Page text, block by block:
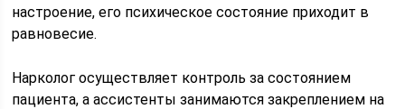
настроение, его психическое состояние приходит в
равновесие.
Нарколог осуществляет контроль за состоянием
пациента, а ассистенты занимаются закреплением на